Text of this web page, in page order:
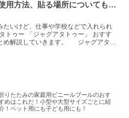
用方法、貼る場所についても解
たいけど、仕事や学校などで入れられ
トゥー 「ジャグアタトゥー」 おすす
め解説していきます。 ジャグアタト
りたたみの家庭用ビニールプールのおす
めはこれだ！小型や大型サイズごとに紹
！ペット用にも子ども用にも！